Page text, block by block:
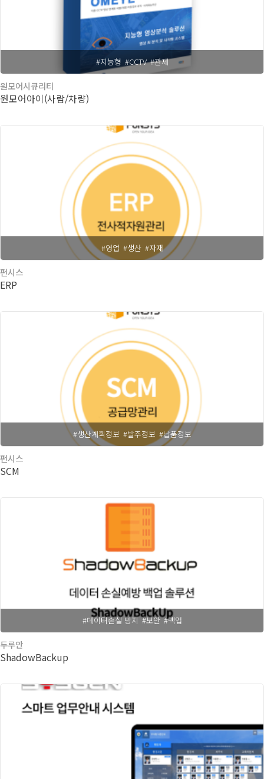
#지능형 #CCTV #관제
원모어시큐리티
원모어아이(사람/차량)
#영업 #생산 #자재
펀시스
ERP
#생산계획정보 #발주정보 #납품정보
펀시스
SCM
#데이터손실 방지 #보안 #백업
두루안
ShadowBackup